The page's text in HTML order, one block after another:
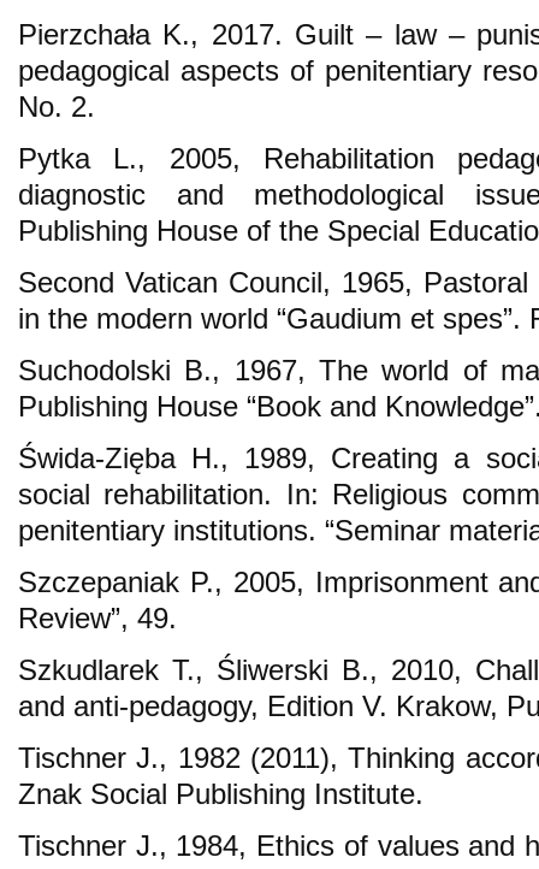
Pierzchała K., 2017. Guilt – law –
pedagogical aspects of penitentiary
No. 2.
Pytka L., 2005, Rehabilitation
diagnostic and methodological
Publishing House of the Special
Second Vatican Council, 1965,
in the modern world “Gaudium et spes”.
Suchodolski B., 1967, The world of
Publishing House “Book and
Świda-Zięba H., 1989, Creating a
social rehabilitation. In: Religious
penitentiary institutions. “Seminar
Szczepaniak P., 2005, Imprisonment
Review”, 49.
Szkudlarek T., Śliwerski B., 2010,
and anti-pedagogy, Edition V. Krakow,
Tischner J., 1982 (2011), Thinking
Znak Social Publishing Institute.
Tischner J., 1984, Ethics of values and